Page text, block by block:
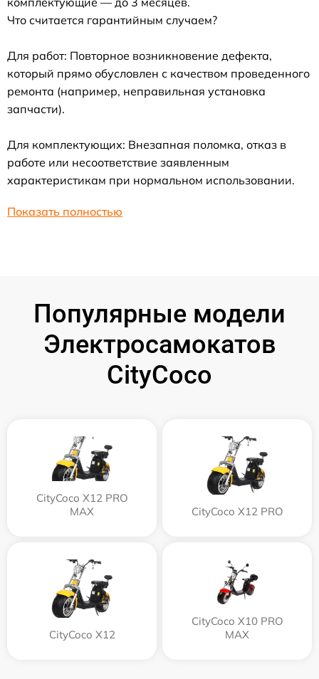
Что считается гарантийным случаем?
Для работ: Повторное возникновение дефекта,
который прямо обусловлен с качеством проведенного
ремонта (например, неправильная установка
запчасти).
Для комплектующих: Внезапная поломка, отказ в
работе или несоответствие заявленным
характеристикам при нормальном использовании.
Показать полностью
Популярные модели
Электросамокатов
CityCoco
CityCoco X12 PRO
MAX
CityCoco X12 PRO
CityCoco X12
CityCoco X10 PRO
MAX